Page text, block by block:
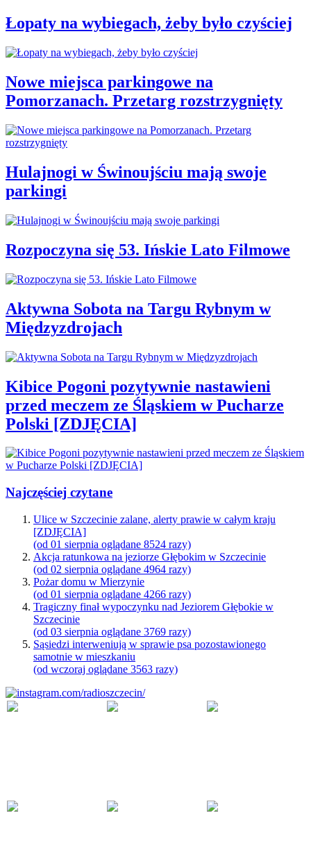
Łopaty na wybiegach, żeby było czyściej
Nowe miejsca parkingowe na
Pomorzanach. Przetarg rozstrzygnięty
Hulajnogi w Świnoujściu mają swoje
parkingi
Rozpoczyna się 53. Ińskie Lato Filmowe
Aktywna Sobota na Targu Rybnym w
Międzyzdrojach
Kibice Pogoni pozytywnie nastawieni
przed meczem ze Śląskiem w Pucharze
Polski [ZDJĘCIA]
Najczęściej czytane
Ulice w Szczecinie zalane, alerty prawie w całym kraju
[ZDJĘCIA]
(od 01 sierpnia oglądane 8524 razy)
Akcja ratunkowa na jeziorze Głębokim w Szczecinie
(od 02 sierpnia oglądane 4964 razy)
Pożar domu w Mierzynie
(od 01 sierpnia oglądane 4266 razy)
Tragiczny finał wypoczynku nad Jeziorem Głębokie w
Szczecinie
(od 03 sierpnia oglądane 3769 razy)
Sąsiedzi interweniują w sprawie psa pozostawionego
samotnie w mieszkaniu
(od wczoraj oglądane 3563 razy)